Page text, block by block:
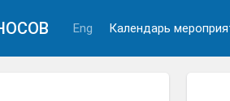
Eng Календарь